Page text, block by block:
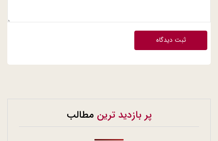
ثبت دیدگاه
پر بازدید ترین مطالب